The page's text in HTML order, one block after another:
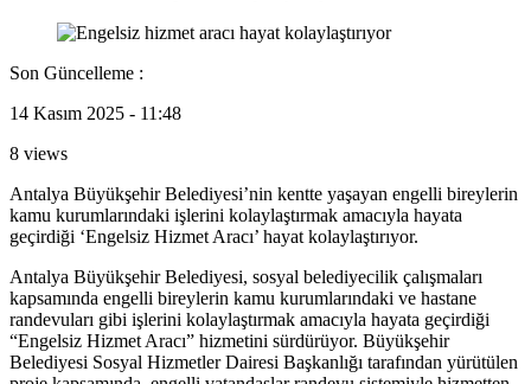
Son Güncelleme :
14 Kasım 2025 - 11:48
8 views
Antalya Büyükşehir Belediyesi’nin kentte yaşayan engelli bireylerin
kamu kurumlarındaki işlerini kolaylaştırmak amacıyla hayata
geçirdiği ‘Engelsiz Hizmet Aracı’ hayat kolaylaştırıyor.
Antalya Büyükşehir Belediyesi, sosyal belediyecilik çalışmaları
kapsamında engelli bireylerin kamu kurumlarındaki ve hastane
randevuları gibi işlerini kolaylaştırmak amacıyla hayata geçirdiği
“Engelsiz Hizmet Aracı” hizmetini sürdürüyor. Büyükşehir
Belediyesi Sosyal Hizmetler Dairesi Başkanlığı tarafından yürütülen